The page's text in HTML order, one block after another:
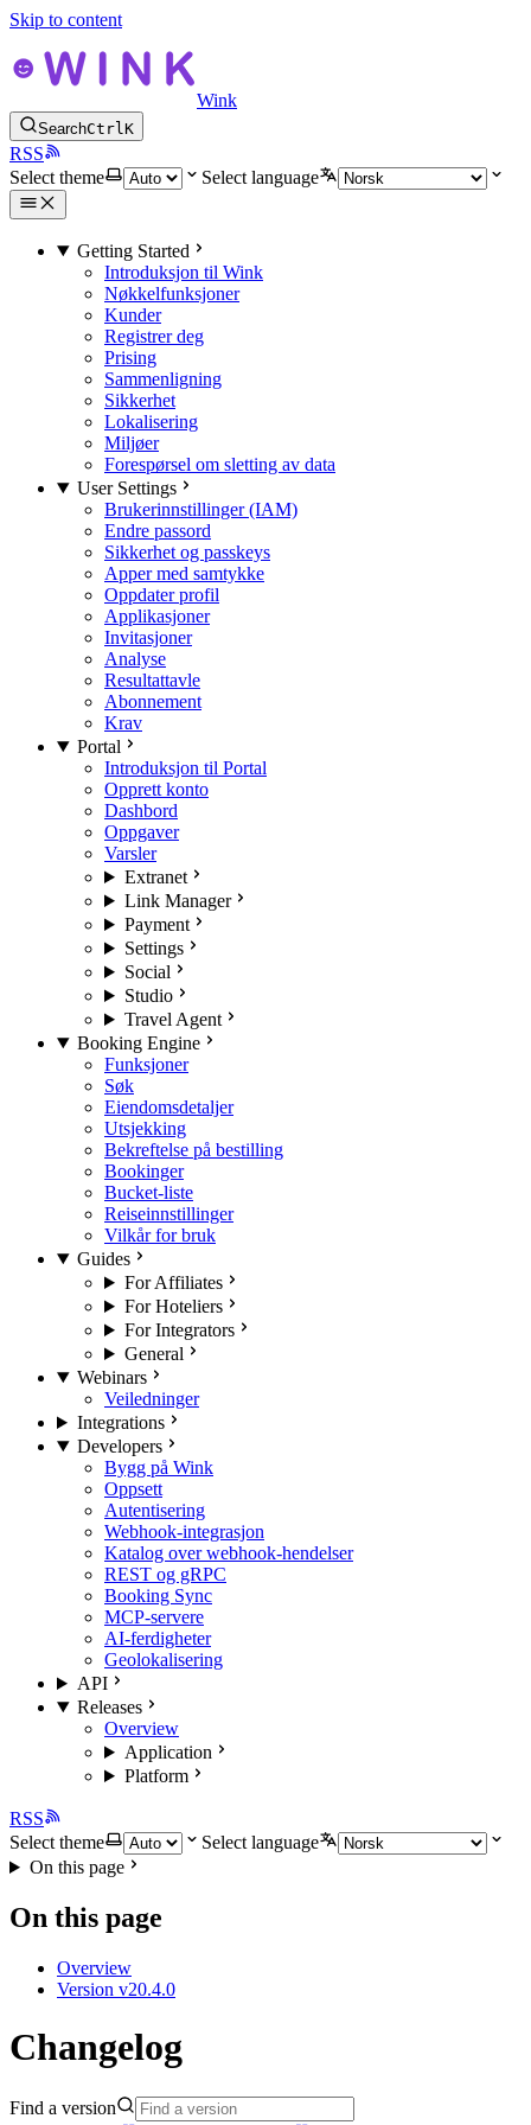
Skip to content
Wink
SearchCtrlK
RSS
Select theme
Select language
Getting Started
Introduksjon til Wink
Nøkkelfunksjoner
Kunder
Registrer deg
Prising
Sammenligning
Sikkerhet
Lokalisering
Miljøer
Forespørsel om sletting av data
User Settings
Brukerinnstillinger (IAM)
Endre passord
Sikkerhet og passkeys
Apper med samtykke
Oppdater profil
Applikasjoner
Invitasjoner
Analyse
Resultattavle
Abonnement
Krav
Portal
Introduksjon til Portal
Opprett konto
Dashbord
Oppgaver
Varsler
Extranet
Link Manager
Payment
Settings
Social
Studio
Travel Agent
Booking Engine
Funksjoner
Søk
Eiendomsdetaljer
Utsjekking
Bekreftelse på bestilling
Bookinger
Bucket-liste
Reiseinnstillinger
Vilkår for bruk
Guides
For Affiliates
For Hoteliers
For Integrators
General
Webinars
Veiledninger
Integrations
Developers
Bygg på Wink
Oppsett
Autentisering
Webhook-integrasjon
Katalog over webhook-hendelser
REST og gRPC
Booking Sync
MCP-servere
AI-ferdigheter
Geolokalisering
API
Releases
Overview
Application
Platform
RSS
Select theme
Select language
On this page
On this page
Overview
Version v20.4.0
Changelog
Find a version